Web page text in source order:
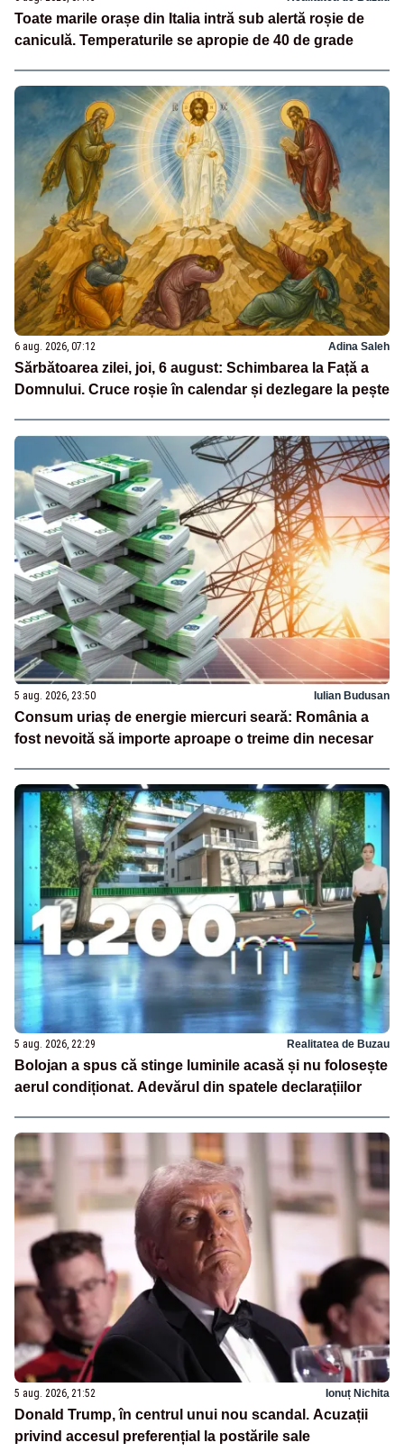
Toate marile orașe din Italia intră sub alertă roșie de
caniculă. Temperaturile se apropie de 40 de grade
6 aug. 2026, 07:12 Adina Saleh
Sărbătoarea zilei, joi, 6 august: Schimbarea la Față a
Domnului. Cruce roșie în calendar și dezlegare la pește
5 aug. 2026, 23:50 Iulian Budusan
Consum uriaș de energie miercuri seară: România a
fost nevoită să importe aproape o treime din necesar
5 aug. 2026, 22:29 Realitatea de Buzau
Bolojan a spus că stinge luminile acasă și nu folosește
aerul condiționat. Adevărul din spatele declarațiilor
5 aug. 2026, 21:52 Ionuț Nichita
Donald Trump, în centrul unui nou scandal. Acuzații
privind accesul preferențial la postările sale